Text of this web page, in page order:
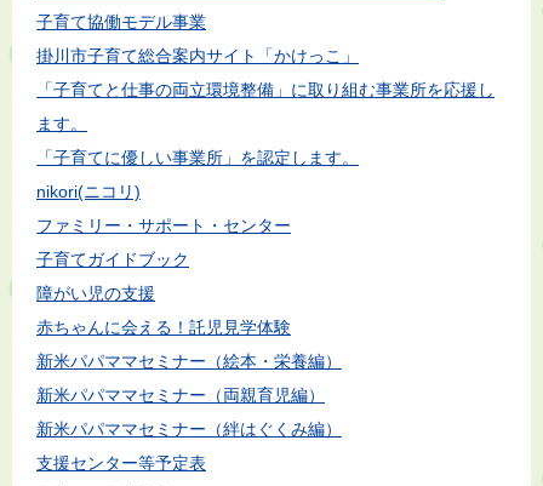
子育て協働モデル事業
掛川市子育て総合案内サイト「かけっこ」
「子育てと仕事の両立環境整備」に取り組む事業所を応援し
ます。
「子育てに優しい事業所」を認定します。
nikori(ニコリ)
ファミリー・サポート・センター
子育てガイドブック
障がい児の支援
赤ちゃんに会える！託児見学体験
新米パパママセミナー（絵本・栄養編）
新米パパママセミナー（両親育児編）
新米パパママセミナー（絆はぐくみ編）
支援センター等予定表